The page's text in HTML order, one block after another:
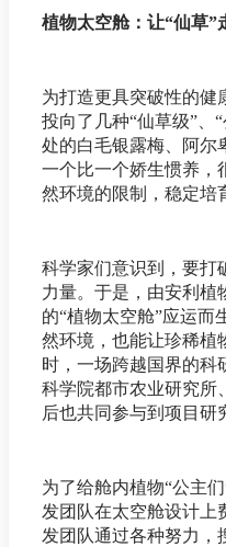
植物太空舱：让“仙草”
为打造更具突破性的健
投向了几种“仙草级”
处的白毛银露梅、阿尔
一个比一个娇生惯养，
然环境的限制，稳定培
科学家们意识到，要打
力量。于是，由安利植
的“植物太空舱”应运而
然环境，也能让珍稀植
时，一场跨越国界的
科学院都市农业研究所
后也共同参与到项目研
为了给舱内植物“公主
发团队在太空舱设计上
发团队通过各种努力，